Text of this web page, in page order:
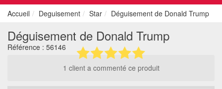
Accueil Deguisement Star Déguisement de Donald Trump
Déguisement de Donald Trump
Référence : 56146
1 client a commenté ce produit